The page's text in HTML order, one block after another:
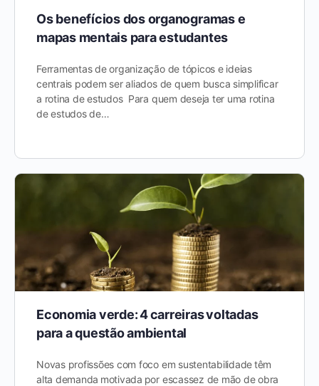
Os benefícios dos organogramas e
mapas mentais para estudantes
Ferramentas de organização de tópicos e ideias
centrais podem ser aliados de quem busca simplificar
a rotina de estudos Para quem deseja ter uma rotina
de estudos de…
Economia verde: 4 carreiras voltadas
para a questão ambiental
Novas profissões com foco em sustentabilidade têm
alta demanda motivada por escassez de mão de obra